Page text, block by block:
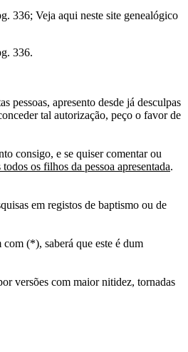
336; Veja aqui neste site genealógico
336.
pessoas, apresento desde já desculpas
tal autorização, peço o favor de
consigo, e se quiser comentar ou
os filhos da pessoa apresentada.
em registos de baptismo ou de
(*), saberá que este é dum
versões com maior nitidez, tornadas